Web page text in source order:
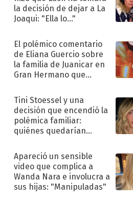
la decisión de dejar a La
Joaqui: "Ella lo..."
El polémico comentario
de Eliana Guercio sobre
la familia de Juanicar en
Gran Hermano que
Tini Stoessel y una
decisión que encendió la
polémica familiar:
quiénes quedarían
Apareció un sensible
video que complica a
Wanda Nara e involucra a
sus hijas: "Manipuladas"